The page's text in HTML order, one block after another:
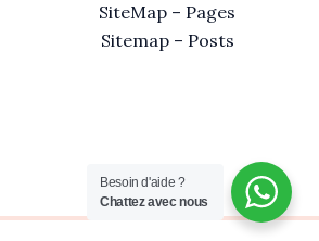
SiteMap – Pages
Sitemap – Posts
Besoin d'aide ?
Chattez avec nous